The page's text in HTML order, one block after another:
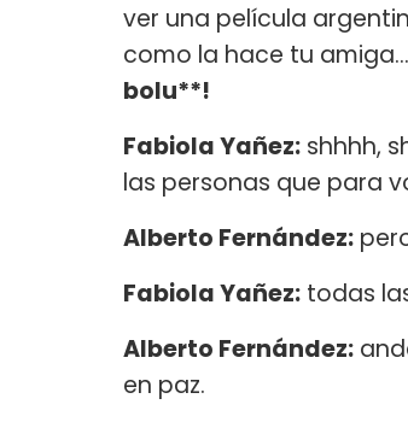
ver una película
como la hace tu
bolu**!
Fabiola Yañez: shhhh,
las personas que para
Alberto Fernández:
Fabiola Yañez: todas
Alberto Fernández:
en paz.